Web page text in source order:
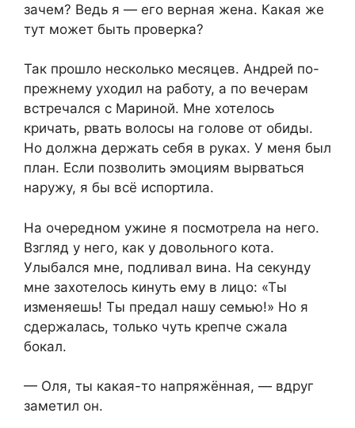
зачем? Ведь я — его верная жена. Какая же
тут может быть проверка?
Так прошло несколько месяцев. Андрей по-
прежнему уходил на работу, а по вечерам
встречался с Мариной. Мне хотелось
кричать, рвать волосы на голове от обиды.
Но должна держать себя в руках. У меня был
план. Если позволить эмоциям вырваться
наружу, я бы всё испортила.
На очередном ужине я посмотрела на него.
Взгляд у него, как у довольного кота.
Улыбался мне, подливал вина. На секунду
мне захотелось кинуть ему в лицо: «Ты
изменяешь! Ты предал нашу семью!» Но я
сдержалась, только чуть крепче сжала
бокал.
— Оля, ты какая-то напряжённая, — вдруг
заметил он.